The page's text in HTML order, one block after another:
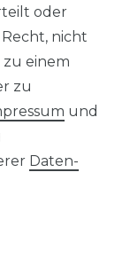
oder
nicht
einem
zu
und
Daten­